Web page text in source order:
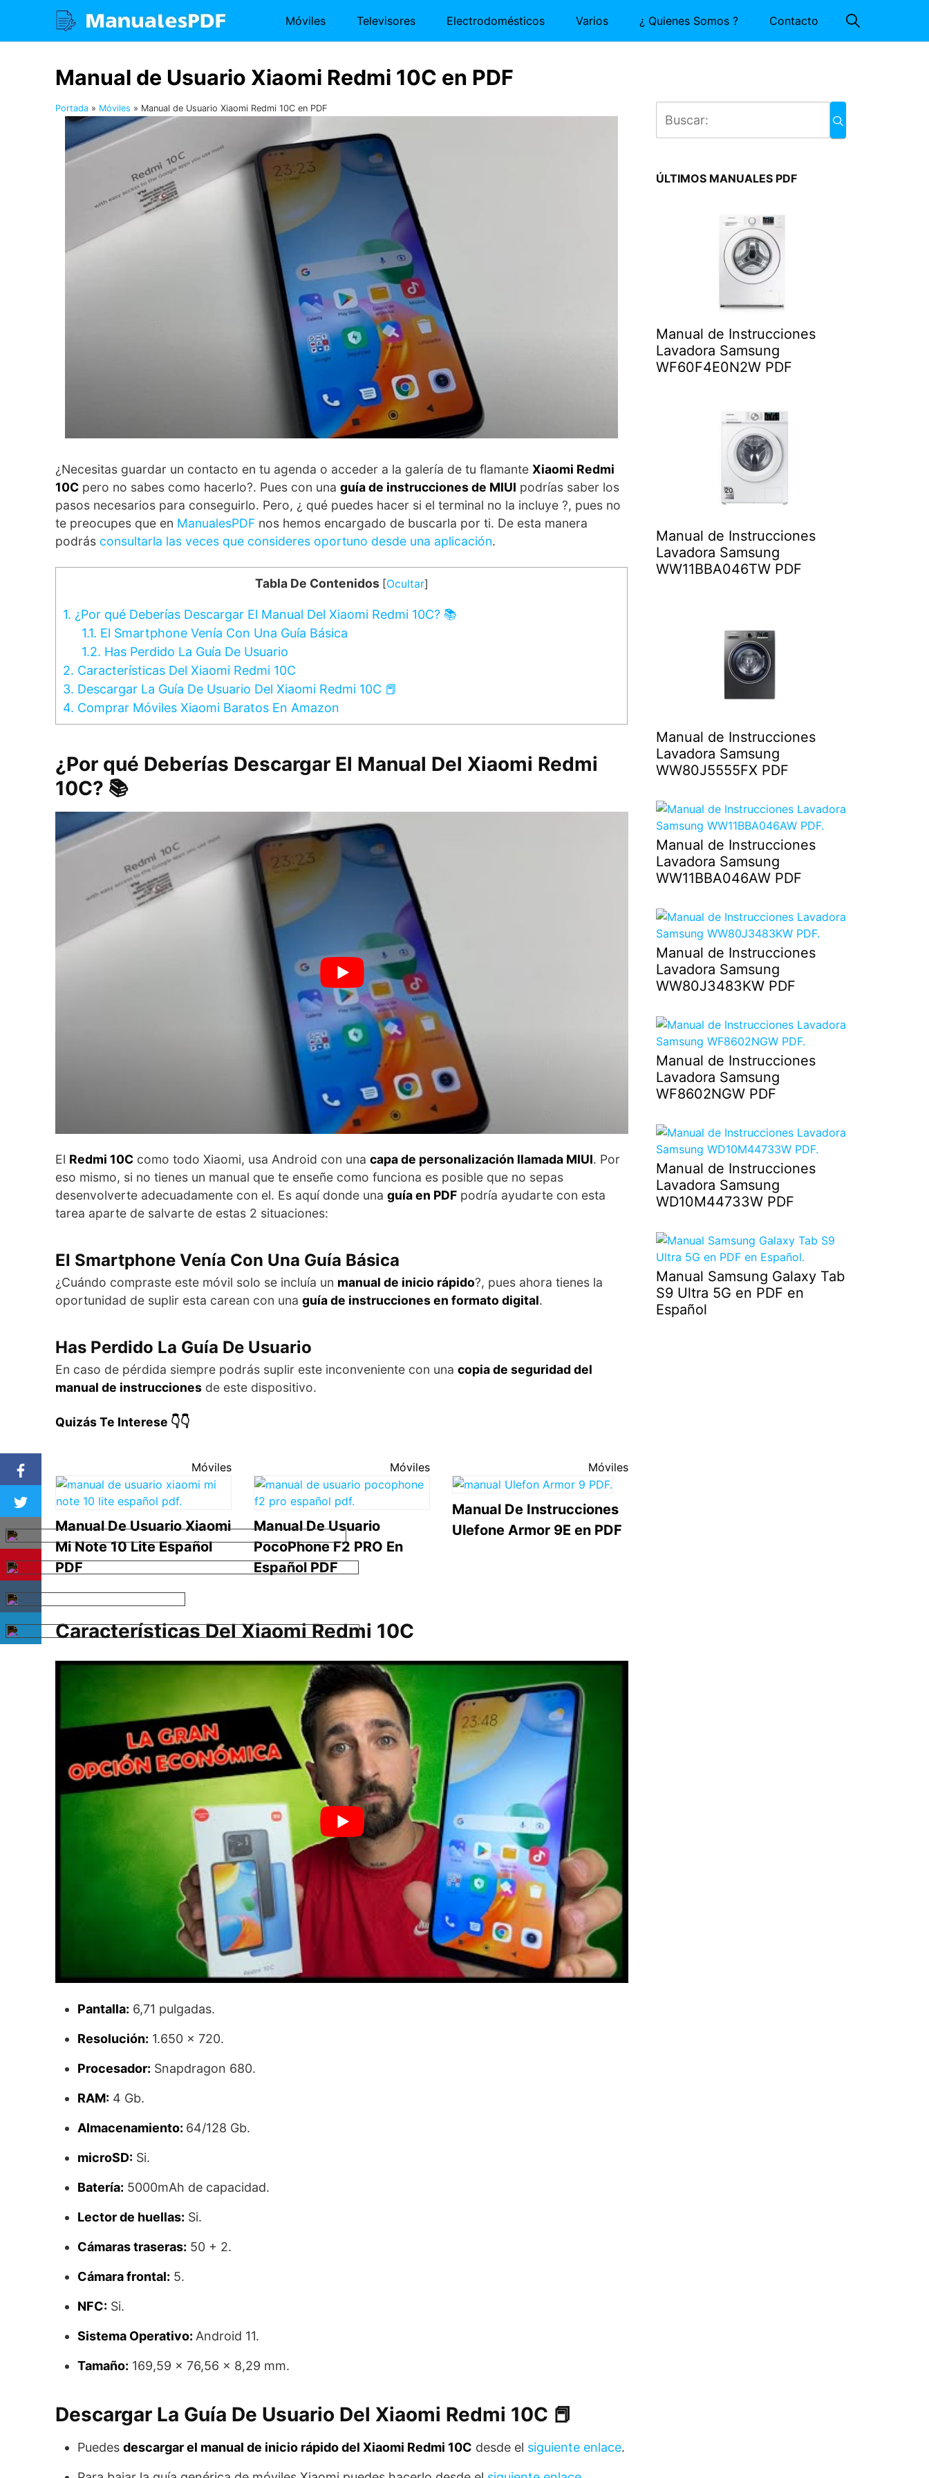
contenido
Móviles Televisores Electrodomésticos Varios ¿ Quienes Somos ? Contacto
Manual de Usuario Xiaomi Redmi 10C en PDF
Portada » Móviles » Manual de Usuario Xiaomi Redmi 10C en PDF
¿Necesitas guardar un contacto en tu agenda o acceder a la galería de tu flamante Xiaomi Redmi
10C pero no sabes como hacerlo?. Pues con una guía de instrucciones de MIUI podrías saber los
pasos necesarios para conseguirlo. Pero, ¿ qué puedes hacer si el terminal no la incluye ?, pues no
te preocupes que en ManualesPDF nos hemos encargado de buscarla por ti. De esta manera
podrás consultarla las veces que consideres oportuno desde una aplicación.
Tabla De Contenidos [Ocultar]
1. ¿Por qué Deberías Descargar El Manual Del Xiaomi Redmi 10C? 📚
1.1. El Smartphone Venía Con Una Guía Básica
1.2. Has Perdido La Guía De Usuario
2. Características Del Xiaomi Redmi 10C
3. Descargar La Guía De Usuario Del Xiaomi Redmi 10C 📕
4. Comprar Móviles Xiaomi Baratos En Amazon
¿Por qué Deberías Descargar El Manual Del Xiaomi Redmi
10C? 📚
El Redmi 10C como todo Xiaomi, usa Android con una capa de personalización llamada MIUI. Por
eso mismo, si no tienes un manual que te enseñe como funciona es posible que no sepas
desenvolverte adecuadamente con el. Es aquí donde una guía en PDF podría ayudarte con esta
tarea aparte de salvarte de estas 2 situaciones:
El Smartphone Venía Con Una Guía Básica
¿Cuándo compraste este móvil solo se incluía un manual de inicio rápido?, pues ahora tienes la
oportunidad de suplir esta carean con una guía de instrucciones en formato digital.
Has Perdido La Guía De Usuario
En caso de pérdida siempre podrás suplir este inconveniente con una copia de seguridad del
manual de instrucciones de este dispositivo.
Quizás Te Interese 👇👇
Móviles
Manual De Usuario Xiaomi
Mi Note 10 Lite Español
PDF
Móviles
Manual De Usuario
PocoPhone F2 PRO En
Español PDF
Móviles
Manual De Instrucciones
Ulefone Armor 9E en PDF
Características Del Xiaomi Redmi 10C
Pantalla: 6,71 pulgadas.
Resolución: 1.650 x 720.
Procesador: Snapdragon 680.
RAM: 4 Gb.
Almacenamiento: 64/128 Gb.
microSD: Si.
Batería: 5000mAh de capacidad.
Lector de huellas: Si.
Cámaras traseras: 50 + 2.
Cámara frontal: 5.
NFC: Si.
Sistema Operativo: Android 11.
Tamaño: 169,59 x 76,56 x 8,29 mm.
Descargar La Guía De Usuario Del Xiaomi Redmi 10C 📕
Puedes descargar el manual de inicio rápido del Xiaomi Redmi 10C desde el siguiente enlace.
ÚLTIMOS MANUALES PDF
Manual de Instrucciones
Lavadora Samsung
WF60F4E0N2W PDF
Manual de Instrucciones
Lavadora Samsung
WW11BBA046TW PDF
Manual de Instrucciones
Lavadora Samsung
WW80J5555FX PDF
Manual de Instrucciones
Lavadora Samsung
WW11BBA046AW PDF
Manual de Instrucciones
Lavadora Samsung
WW80J3483KW PDF
Manual de Instrucciones
Lavadora Samsung
WF8602NGW PDF
Manual de Instrucciones
Lavadora Samsung
WD10M44733W PDF
Manual Samsung Galaxy Tab
S9 Ultra 5G en PDF en
Español